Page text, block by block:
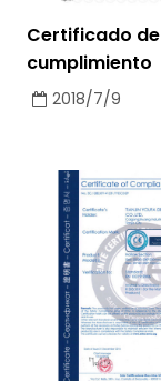
Certificado de
cumplimiento
2018/7/9